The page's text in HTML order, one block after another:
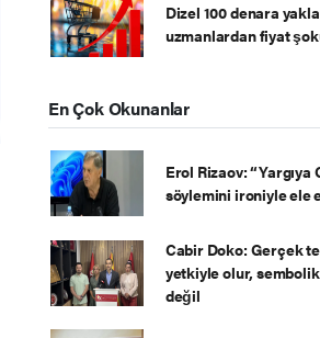
Dizel 100 denara
uzmanlardan fiyat
En Çok Okunanlar
Erol Rizaov: “Yargıya
söylemini ironiyle ele
Cabir Doko: Gerçek
yetkiyle olur,
değil